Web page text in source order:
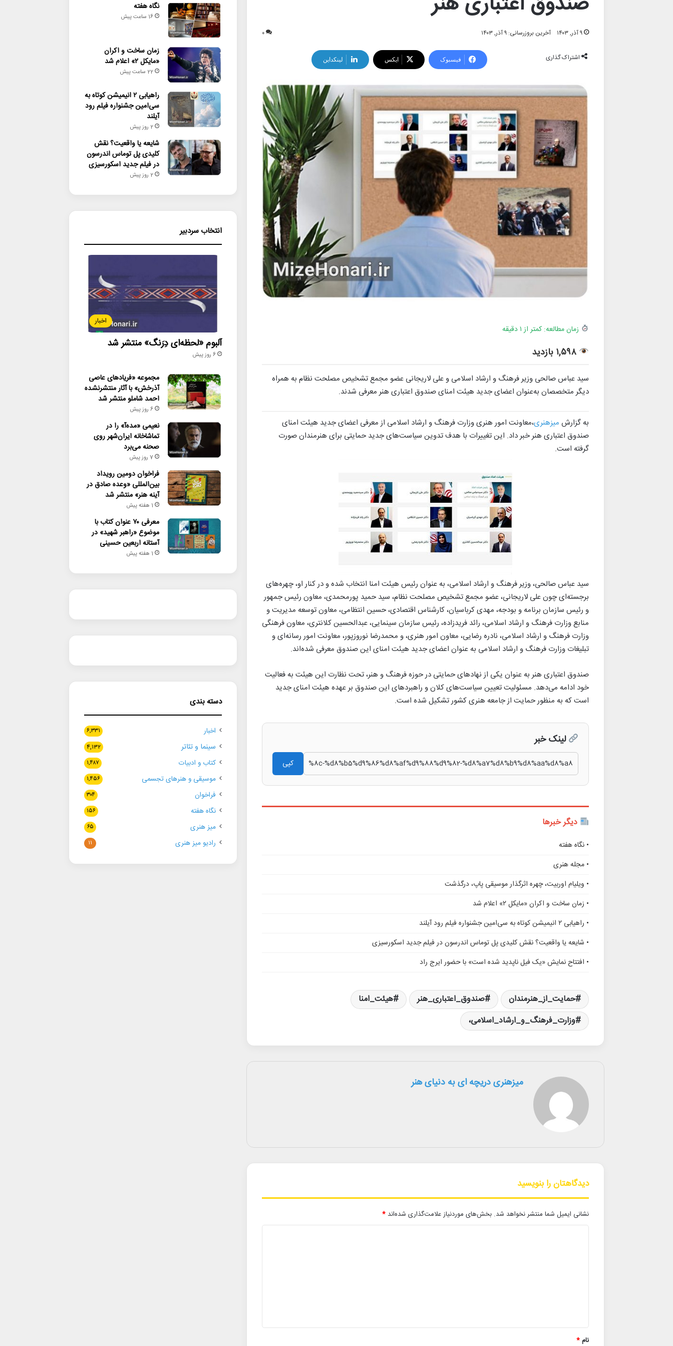
۹ آذر, ۱۴۰۳ آخرین بروزرسانی: ۹ آذر, ۱۴۰۳ ۰
اشتراک گذاری فیسبوک ایکس لینکداین
زمان مطالعه: کمتر از ۱ دقیقه
۱,۵۹۸ بازدید
سید عباس صالحی وزیر فرهنگ و ارشاد اسلامی و علی لاریجانی عضو مجمع تشخیص مصلحت نظام به همراه
دیگر متخصصان به‌عنوان اعضای جدید هیئت امنای صندوق اعتباری هنر معرفی شدند.
به گزارش میزهنری،معاونت امور هنری وزارت فرهنگ و ارشاد اسلامی از معرفی اعضای جدید هیئت امنای
صندوق اعتباری هنر خبر داد. این تغییرات با هدف تدوین سیاست‌های جدید حمایتی برای هنرمندان صورت
گرفته است.
سید عباس صالحی، وزیر فرهنگ و ارشاد اسلامی، به عنوان رئیس هیئت امنا انتخاب شده و در کنار او، چهره‌های
برجسته‌ای چون علی لاریجانی، عضو مجمع تشخیص مصلحت نظام، سید حمید پورمحمدی، معاون رئیس جمهور
و رئیس سازمان برنامه و بودجه، مهدی کرباسیان، کارشناس اقتصادی، حسین انتظامی، معاون توسعه مدیریت و
منابع وزارت فرهنگ و ارشاد اسلامی، رائد فریدزاده، رئیس سازمان سینمایی، عبدالحسین کلانتری، معاون فرهنگی
وزارت فرهنگ و ارشاد اسلامی، نادره رضایی، معاون امور هنری، و محمدرضا نوروزپور، معاونت امور رسانه‌ای و
تبلیغات وزارت فرهنگ و ارشاد اسلامی به عنوان اعضای جدید هیئت امنای این صندوق معرفی شده‌اند.
صندوق اعتباری هنر به عنوان یکی از نهادهای حمایتی در حوزه فرهنگ و هنر، تحت نظارت این هیئت به فعالیت
خود ادامه می‌دهد. مسئولیت تعیین سیاست‌های کلان و راهبردهای این صندوق بر عهده هیئت امنای جدید
است که به منظور حمایت از جامعه هنری کشور تشکیل شده است.
لینک خبر
کپی
دیگر خبرها
• نگاه هفته
• مجله هنری
• ویلیام اوربیت، چهره اثرگذار موسیقی پاپ، درگذشت
• زمان ساخت و اکران «مایکل ۲» اعلام شد
• راهیابی ۲ انیمیشن کوتاه به سی‌امین جشنواره فیلم رود آیلند
• شایعه یا واقعیت؟ نقش کلیدی پل توماس اندرسون در فیلم جدید اسکورسیزی
• افتتاح نمایش «یک فیل ناپدید شده است» با حضور ایرج راد
حمایت_از_هنرمندان صندوق_اعتباری_هنر
هیئت_امنا
وزارت_فرهنگ_و_ارشاد_اسلامی،
میزهنری دریچه ای به دنیای هنر
دیدگاهتان را بنویسید
نشانی ایمیل شما منتشر نخواهد شد. بخش‌های موردنیاز علامت‌گذاری شده‌اند *
نام*
نگاه هفته
16 ساعت پیش
زمان ساخت و اکران
«مایکل ۲» اعلام شد
22 ساعت پیش
راهیابی ۲ انیمیشن کوتاه به
سی‌امین جشنواره فیلم رود
آیلند
2 روز پیش
شایعه یا واقعیت؟ نقش
کلیدی پل توماس اندرسون
در فیلم جدید اسکورسیزی
2 روز پیش
انتخاب سردبیر
اخبار
آلبوم «لحظه‌ای دِرَنگ» منتشر شد
6 روز پیش
مجموعه «فریادهای عاصی
آذرخش» با آثار منتشرنشده
احمد شاملو منتشر شد
6 روز پیش
نعیمی «مده‌آ» را در
تماشاخانه ایران‌شهر روی
صحنه می‌برد
7 روز پیش
فراخوان دومین رویداد
بین‌المللی «وعده صادق در
آینه هنر» منتشر شد
1 هفته پیش
معرفی ۷۰ عنوان کتاب با
موضوع «راهبر شهید» در
آستانه اربعین حسینی
1 هفته پیش
دسته بندی
اخبار ۶,۳۳۱
سینما و تئاتر ۴,۱۳۲
کتاب و ادبیات ۱,۴۸۷
موسیقی و هنرهای تجسمی ۱,۴۵۶
فراخوان ۳۰۴
نگاه هفته ۱۵۶
میز هنری ۶۵
رادیو میز هنری ۱۱